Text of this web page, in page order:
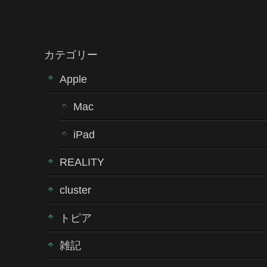
カテゴリー
Apple
Mac
iPad
REALITY
cluster
トピア
雑記